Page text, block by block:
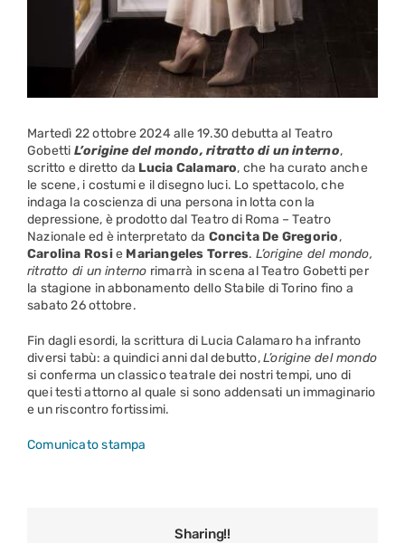
Martedì 22 ottobre 2024 alle 19.30 debutta al Teatro
Gobetti L’origine del mondo, ritratto di un interno,
scritto e diretto da Lucia Calamaro, che ha curato anche
le scene, i costumi e il disegno luci. Lo spettacolo, che
indaga la coscienza di una persona in lotta con la
depressione, è prodotto dal Teatro di Roma – Teatro
Nazionale ed è interpretato da Concita De Gregorio,
Carolina Rosie Mariangeles Torres. L’origine del mondo,
ritratto di un interno rimarrà in scena al Teatro Gobetti per
la stagione in abbonamento dello Stabile di Torino fino a
sabato 26 ottobre.
Fin dagli esordi, la scrittura di Lucia Calamaro ha infranto
diversi tabù: a quindici anni dal debutto,L’origine del mondo
si conferma un classico teatrale dei nostri tempi, uno di
quei testi attorno al quale si sono addensati un immaginario
e un riscontro fortissimi.
Comunicato stampa
Sharing!!